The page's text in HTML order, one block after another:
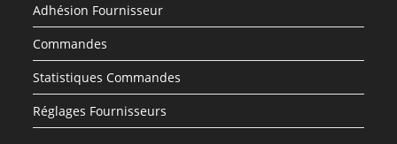
Adhésion Fournisseur
Commandes
Statistiques Commandes
Réglages Fournisseurs